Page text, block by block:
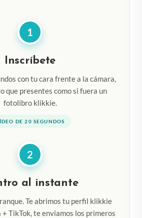
1
Inscríbete
con tu cara frente a la cámara,
que presentes como si fuera un
fotolibro klikkie.
DE 20 SEGUNDOS
2
al instante
Te abrimos tu perfil klikkie
TikTok, te enviamos los primeros